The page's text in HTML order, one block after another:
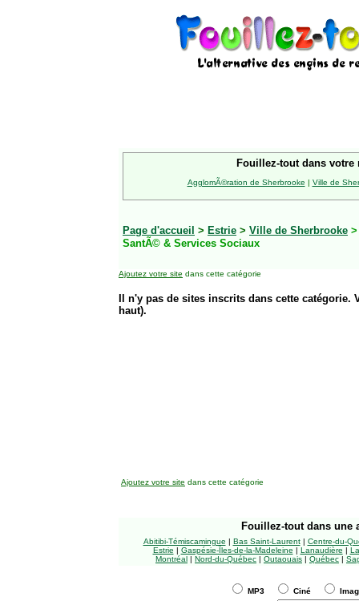
Fouillez-tout dans votre
AgglomÃ©ration de Sherbrooke | Ville de
Page d'accueil > Estrie > Ville de Sherbrooke
SantÃ© & Services Sociaux
Ajoutez votre site dans cette catégorie
Il n'y pas de sites inscrits dans cette
haut).
Ajoutez votre site dans cette catégorie
Fouillez-tout dans une
Abitibi-Témiscamingue | Bas Saint-Laurent| Centre-du-
Estrie | Gaspésie-Îles-de-la-Madeleine | Lanaudière |
Montréal | Nord-du-Québec | Outaouais | Québec |
MP3 Ciné